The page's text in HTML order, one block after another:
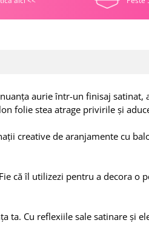
aurie într-un finisaj satinat,
folie stea atrage privirile și
creative de aranjamente cu
că îl utilizezi pentru a decora o
Cu reflexiile sale satinare și